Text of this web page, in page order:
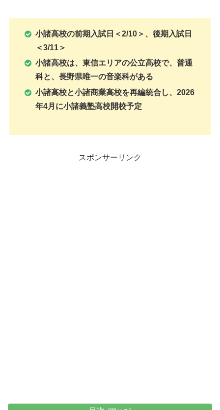
小諸高校の前期入試日＜2/10＞、後期入試日
＜3/11＞
小諸高校は、東信エリアの公立高校で、普通
科と、長野県唯一の音楽科がある
小諸高校と小諸商業高校を再編統合し、2026
年4月に小諸義塾高校開校予定
スポンサーリンク